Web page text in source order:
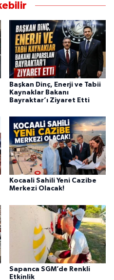
Başkan Dinç, Enerji ve Tabii
Kaynaklar Bakanı
Bayraktar’ı Ziyaret Etti
Kocaali Sahili Yeni Cazibe
Merkezi Olacak!
Sapanca SGM’de Renkli
Etkinlik